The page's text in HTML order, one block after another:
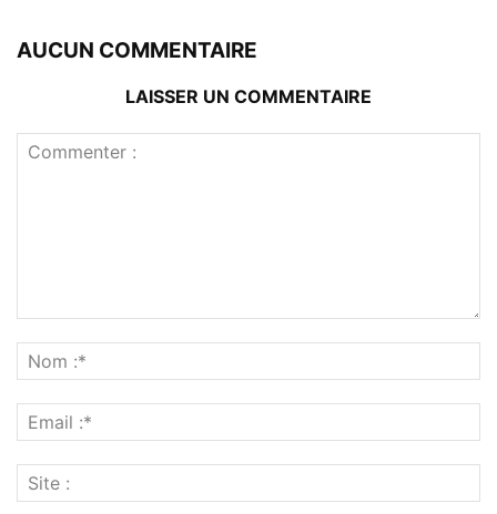
AUCUN COMMENTAIRE
LAISSER UN COMMENTAIRE